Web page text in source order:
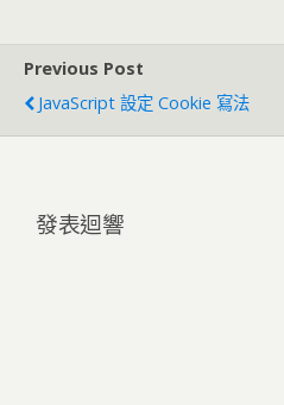
Previous Post
JavaScript 設定 Cookie 寫法
發表迴響